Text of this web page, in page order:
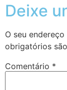
Deixe
O seu
obrigatórios
Comentário *